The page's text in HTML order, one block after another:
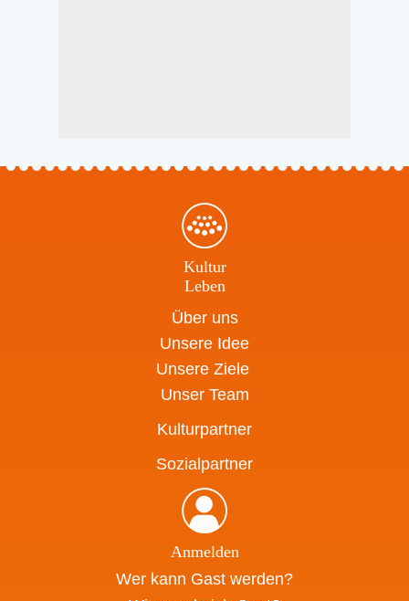
Kultur
Leben
Über uns
Unsere Idee
Unsere Ziele
Unser Team
Kulturpartner
Sozialpartner
Anmelden
Wer kann Gast werden?